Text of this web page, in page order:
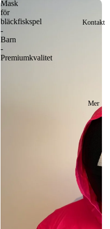
Kontakt
Mer
Mask
för
bläckfiskspel
-
Barn
-
Premiumkvalitet